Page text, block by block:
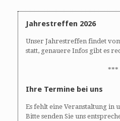
Jahrestreffen 2026
Unser Jahrestreffen findet
statt, genauere Infos gibt es
***
Ihre Termine bei uns
Es fehlt eine Veranstaltung in
Bitte senden Sie uns